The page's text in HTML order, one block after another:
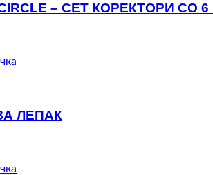
CIRCLE – СЕТ КОРЕКТОРИ СО
ЛЕПАК